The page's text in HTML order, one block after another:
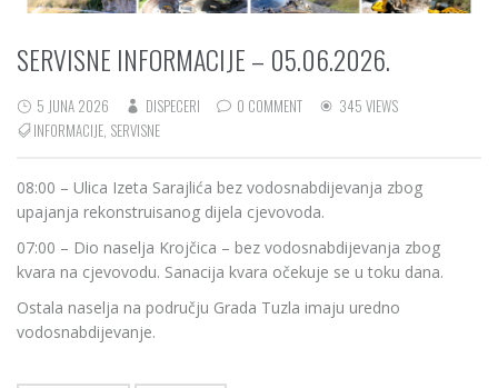
SERVISNE INFORMACIJE – 05.06.2026.
5 JUNA 2026 DISPECERI 0 COMMENT
345 VIEWS
INFORMACIJE SERVISNE
08:00 – Ulica Izeta Sarajlića bez vodosnabdijevanja zbog
upajanja rekonstruisanog dijela cjevovoda.
07:00 – Dio naselja Krojčica – bez vodosnabdijevanja zbog
kvara na cjevovodu. Sanacija kvara očekuje se u toku dana.
Ostala naselja na području Grada Tuzla imaju uredno
vodosnabdijevanje.